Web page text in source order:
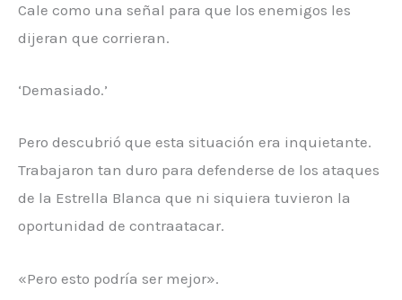
Cale como una señal para que los enemigos les
dijeran que corrieran.
‘Demasiado.’
Pero descubrió que esta situación era inquietante.
Trabajaron tan duro para defenderse de los ataques
de la Estrella Blanca que ni siquiera tuvieron la
oportunidad de contraatacar.
«Pero esto podría ser mejor».